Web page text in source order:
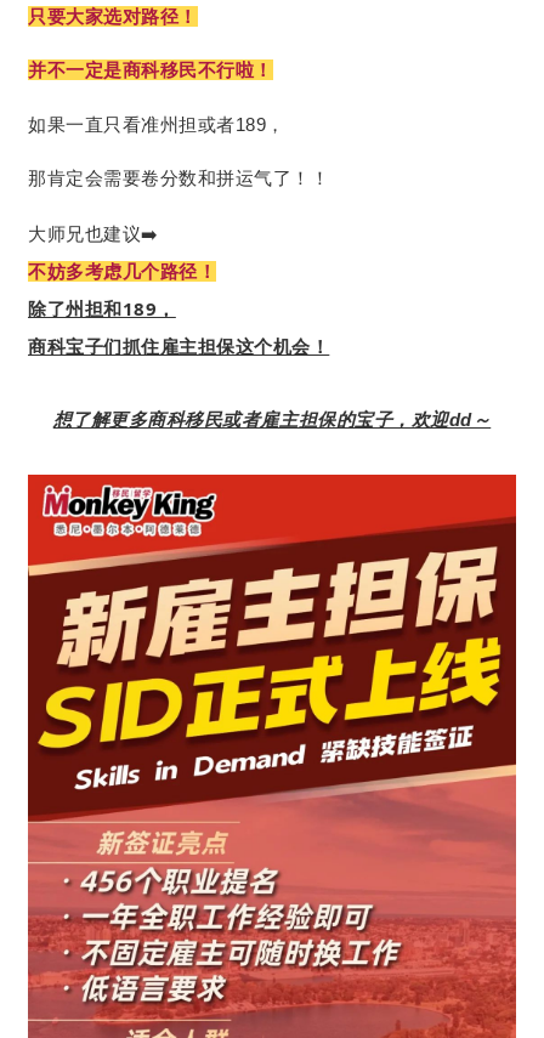
只要大家选对路径！
并不一定是商科移民不行啦！
如果一直只看准州担或者189，
那肯定会需要卷分数和拼运气了！！
大师兄也建议➡️
不妨多考虑几个路径！
除了州担和189，
商科宝子们抓住雇主担保这个机会！
想了解更多商科移民或者雇主担保的宝子，欢迎dd～